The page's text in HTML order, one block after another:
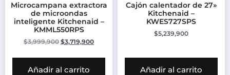
Microcampana extractora
de microondas
inteligente Kitchenaid –
KMML550RPS
$3,999,900 $3,719,900
Añadir al carrito
Cajón calentador de 27»
Kitchenaid –
KWES727SPS
$5,239,900
Añadir al carrito